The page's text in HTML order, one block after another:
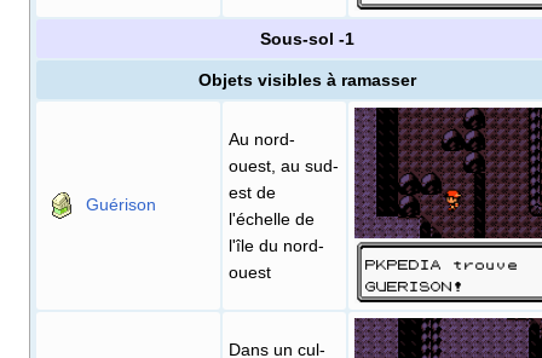
Sous-sol -1
Objets visibles à ramasser
Guérison
Au nord-
ouest, au sud-
est de
l'échelle de
l'île du nord-
ouest
Dans un cul-